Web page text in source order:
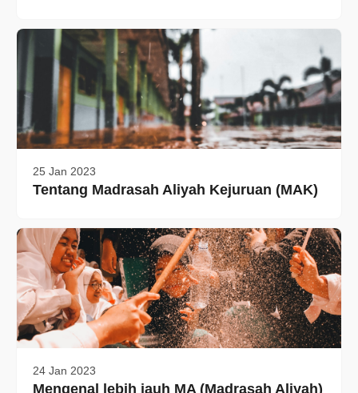
25 Jan 2023
Tentang Madrasah Aliyah Kejuruan (MAK)
24 Jan 2023
Mengenal lebih jauh MA (Madrasah Aliyah)